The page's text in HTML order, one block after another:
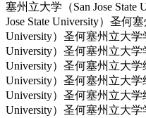
塞州立大学（San Jose
Jose State University）圣何
University）圣何塞州立大学
University）圣何塞州立大学
University）圣何塞州立大学
University）圣何塞州立大学
University）圣何塞州立大学
University）圣何塞州立大学